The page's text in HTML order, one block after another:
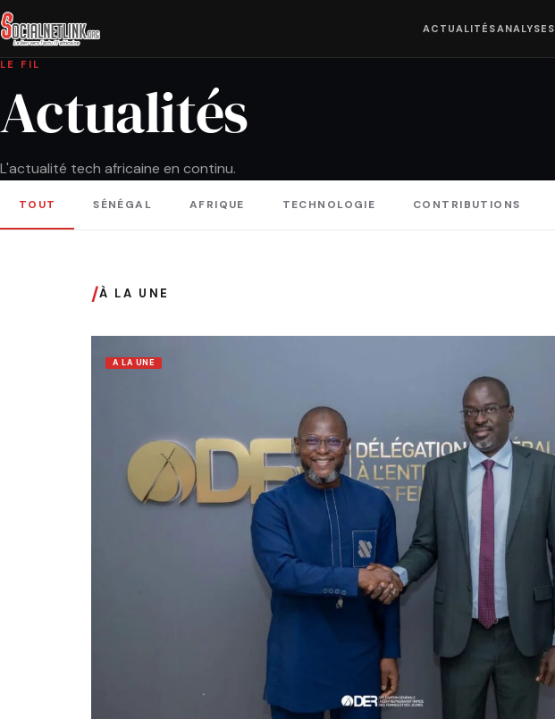
ACTUALITÉSANALYSES
LE FIL
Actualités
L'actualité tech africaine en continu.
TOUT SÉNÉGAL AFRIQUE TECHNOLOGIE CONTRIBUTIONS
/À LA UNE
A LA UNE